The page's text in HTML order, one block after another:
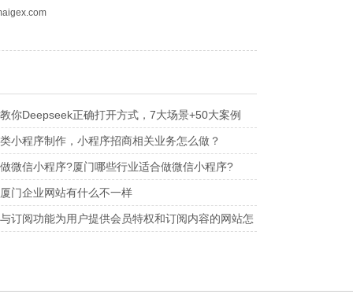
你Deepseek正确打开方式，7大场景+50大案例
令+本地部署方式！全网99%的人都不知道！！
小程序制作，小程序招商相关业务怎么做？
微信小程序?厦门哪些行业适合做微信小程序?
门企业网站有什么不一样
订阅功能为用户提供会员特权和订阅内容的网站怎